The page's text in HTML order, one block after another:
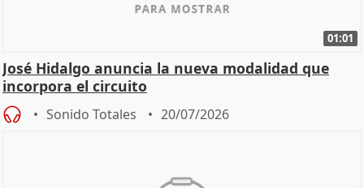
01:01
José Hidalgo anuncia la nueva modalidad que
incorpora el circuito
Sonido Totales 20/07/2026